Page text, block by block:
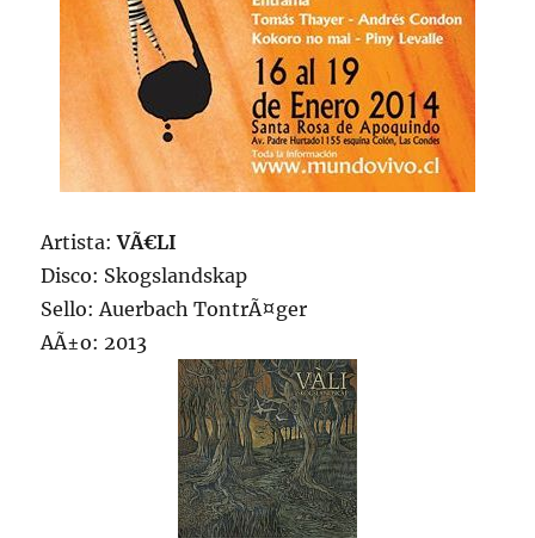
Artista:VÃ€LI
Disco: Skogslandskap
Sello: Auerbach TontrÃ¤ger
AÃ±o: 2013